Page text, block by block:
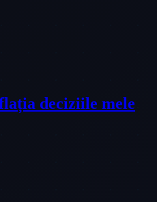
deciziile mele